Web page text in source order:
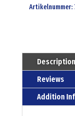
bunded
harlequin
Menge
Artikelnummer:
Description
Reviews
Addition